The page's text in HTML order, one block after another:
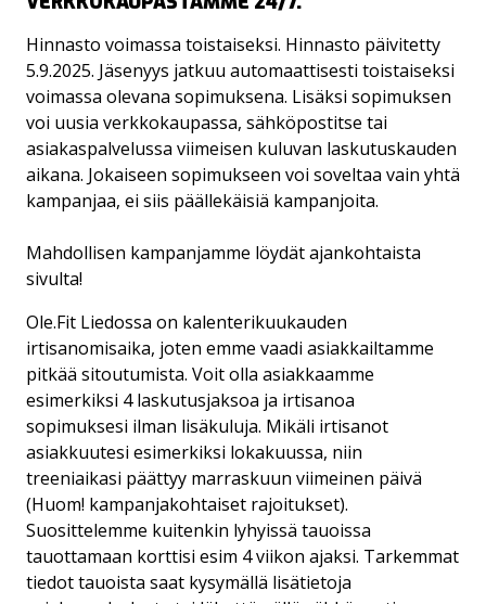
Hinnasto voimassa toistaiseksi. Hinnasto päivitetty
5.9.2025. Jäsenyys jatkuu automaattisesti toistaiseksi
voimassa olevana sopimuksena. Lisäksi sopimuksen
voi uusia verkkokaupassa, sähköpostitse tai
asiakaspalvelussa viimeisen kuluvan laskutuskauden
aikana. Jokaiseen sopimukseen voi soveltaa vain yhtä
kampanjaa, ei siis päällekäisiä kampanjoita.
Mahdollisen kampanjamme löydät ajankohtaista
sivulta!
Ole.Fit Liedossa on kalenterikuukauden
irtisanomisaika, joten emme vaadi asiakkailtamme
pitkää sitoutumista. Voit olla asiakkaamme
esimerkiksi 4 laskutusjaksoa ja irtisanoa
sopimuksesi ilman lisäkuluja. Mikäli irtisanot
asiakkuutesi esimerkiksi lokakuussa, niin
treeniaikasi päättyy marraskuun viimeinen päivä
(Huom! kampanjakohtaiset rajoitukset).
Suosittelemme kuitenkin lyhyissä tauoissa
tauottamaan korttisi esim 4 viikon ajaksi. Tarkemmat
tiedot tauoista saat kysymällä lisätietoja